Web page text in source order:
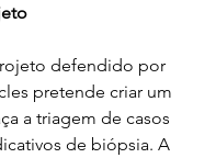
defendido por
pretende criar um
a triagem de casos
de biópsia. A